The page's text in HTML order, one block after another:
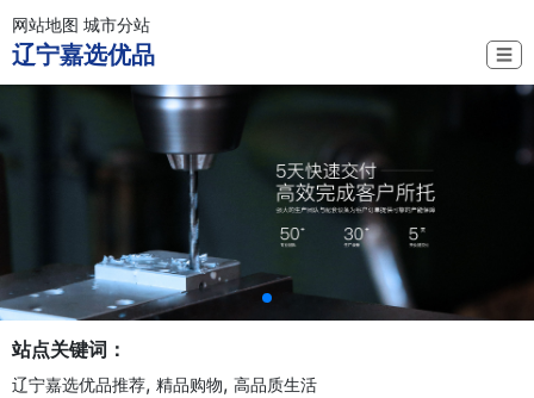
网站地图 城市分站
辽宁嘉选优品 ☰
站点关键词：
辽宁嘉选优品推荐, 精品购物, 高品质生活